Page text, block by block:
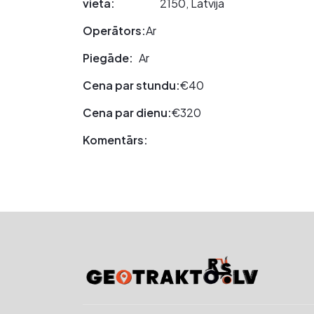
vieta:
2150, Latvija
Operātors:Ar
Piegāde: Ar
Cena par stundu:€40
Cena par dienu:€320
Komentārs: